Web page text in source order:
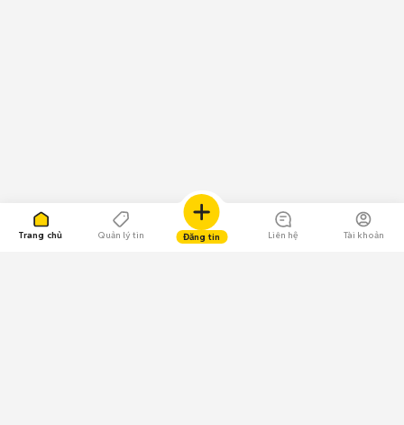
Trang chủ Quản lý tin Đăng tin Liên hệ Tài khoản